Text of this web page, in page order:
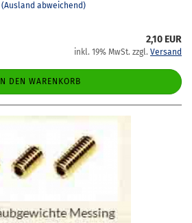
(Ausland abweichend)
2,10 EUR
inkl. 19% MwSt. zzgl. Versand
IN DEN WARENKORB